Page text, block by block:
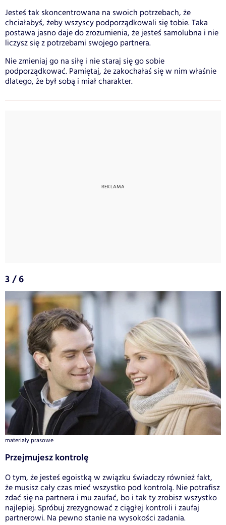
Jesteś tak skoncentrowana na swoich potrzebach, że
chciałabyś, żeby wszyscy podporządkowali się tobie. Taka
postawa jasno daje do zrozumienia, że jesteś samolubna i nie
liczysz się z potrzebami swojego partnera.
Nie zmieniaj go na siłę i nie staraj się go sobie
podporządkować. Pamiętaj, że zakochałaś się w nim właśnie
dlatego, że był sobą i miał charakter.
3 / 6
materiały prasowe
Przejmujesz kontrolę
O tym, że jesteś egoistką w związku świadczy również fakt,
że musisz cały czas mieć wszystko pod kontrolą. Nie potrafisz
zdać się na partnera i mu zaufać, bo i tak ty zrobisz wszystko
najlepiej. Spróbuj zrezygnować z ciągłej kontroli i zaufaj
partnerowi. Na pewno stanie na wysokości zadania.